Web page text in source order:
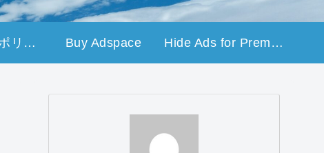
プライバシーポリシー Buy Adspace Hide Ads for Premium Members